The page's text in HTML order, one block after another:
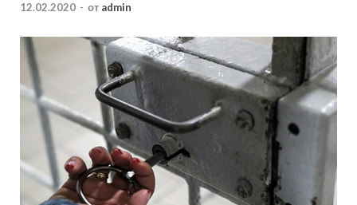
12.02.2020 - от admin